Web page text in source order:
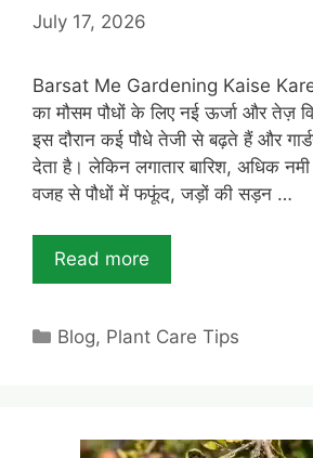
July 17, 2026
Barsat Me Gardening Kaise Kare
का मौसम पौधों के लिए नई ऊर्जा और तेज़
इस दौरान कई पौधे तेजी से बढ़ते हैं और
देता है। लेकिन लगातार बारिश, अधिक
वजह से पौधों में फफूंद, जड़ों की सड़न …
Read more
Categories
Blog, Plant Care Tips